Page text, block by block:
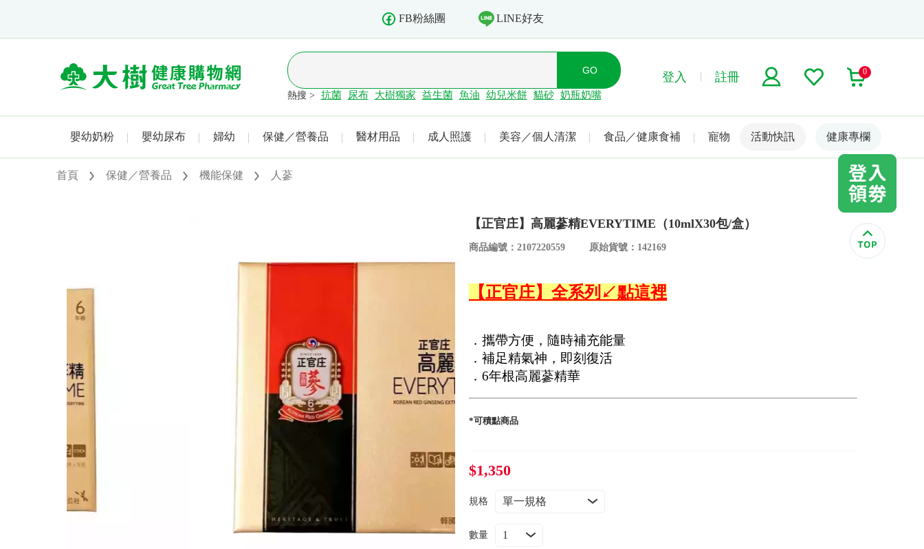
FB粉絲團 LINE好友
熱搜 > 抗菌 尿布 大樹獨家 益生菌 魚油 幼兒米餅 貓砂 奶瓶奶嘴
登入 註冊 0
嬰幼奶粉 嬰幼尿布 婦幼 保健／營養品 醫材用品 成人照護 美容／個人清潔 食品／健康食補 寵物 名人嚴選
活動快訊 健康專欄
首頁 保健／營養品 機能保健 人蔘
【正官庄】高麗蔘精EVERYTIME（10mlX30包/盒）
商品編號：2107220559 原始貨號：142169
【正官庄】全系列↙點這裡
．攜帶方便，隨時補充能量
．補足精氣神，即刻復活
．6年根高麗蔘精華
*可積點商品
$1,350
規格
數量